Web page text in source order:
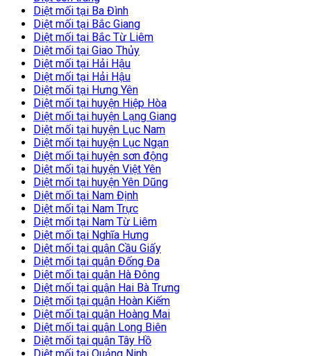
Diệt mối tại Ba Đình
Diệt mối tại Bắc Giang
Diệt mối tại Bắc Từ Liêm
Diệt mối tại Giao Thủy
Diệt mối tại Hải Hậu
Diệt mối tại Hải Hậu
Diệt mối tại Hưng Yên
Diệt mối tại huyện Hiệp Hòa
Diệt mối tại huyện Lạng Giang
Diệt mối tại huyện Lục Nam
Diệt mối tại huyện Lục Ngạn
Diệt mối tại huyện sơn động
Diệt mối tại huyện Việt Yên
Diệt mối tại huyện Yên Dũng
Diệt mối tại Nam Định
Diệt mối tại Nam Trực
Diệt mối tại Nam Từ Liêm
Diệt mối tại Nghĩa Hưng
Diệt mối tại quận Cầu Giấy
Diệt mối tại quận Đống Đa
Diệt mối tại quận Hà Đông
Diệt mối tại quận Hai Bà Trưng
Diệt mối tại quận Hoàn Kiếm
Diệt mối tại quận Hoàng Mai
Diệt mối tại quận Long Biên
Diệt mối tại quận Tây Hồ